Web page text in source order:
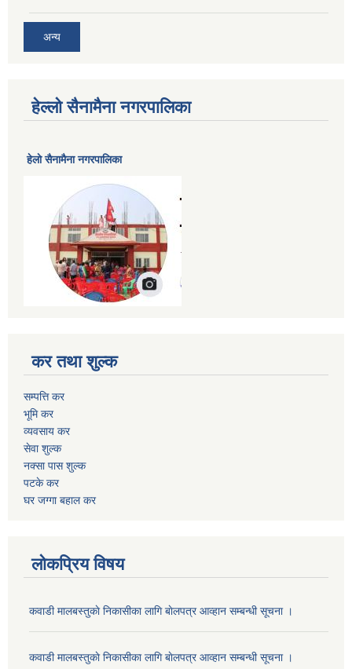
अन्य
हेल्लो सैनामैना नगरपालिका
हेलाे सैनामैना नगरपालिका
कर तथा शुल्क
सम्पत्ति कर
भूमि कर
व्यवसाय कर
सेवा शुल्क
नक्सा पास शुल्क
पटके कर
घर जग्गा बहाल कर
लोकप्रिय विषय
कवाडी मालबस्तुकाे निकासीका लागि बाेलपत्र आव्हान सम्बन्धी सूचना ।
कवाडी मालबस्तुकाे निकासीका लागि बाेलपत्र आव्हान सम्बन्धी सूचना ।